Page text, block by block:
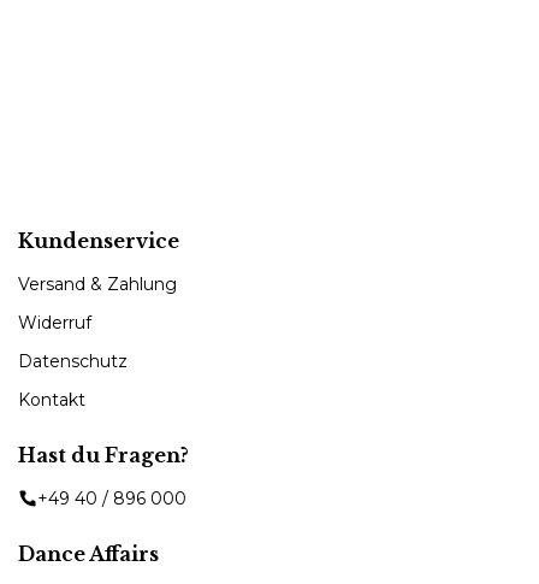
Kundenservice
Versand & Zahlung
Widerruf
Datenschutz
Kontakt
Hast du Fragen?
+49 40 / 896 000
Dance Affairs